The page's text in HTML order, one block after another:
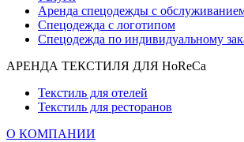
Аренда спецодежды с
Спецодежда с логотипом
Спецодежда по индивидуальному
АРЕНДА ТЕКСТИЛЯ ДЛЯ HoReCa
Текстиль для отелей
Текстиль для ресторанов
О КОМПАНИИ